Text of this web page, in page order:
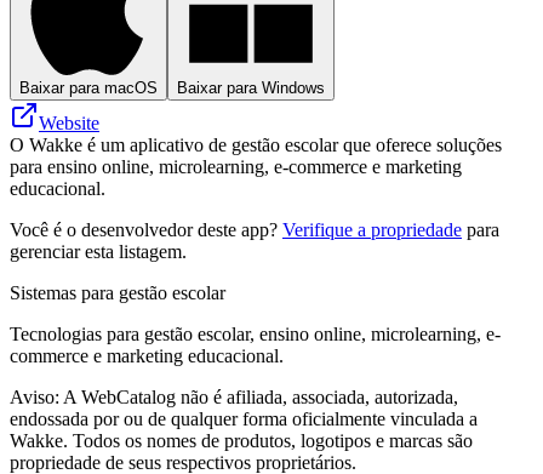
Baixar para macOS Baixar para Windows
Website
O Wakke é um aplicativo de gestão escolar que oferece soluções
para ensino online, microlearning, e-commerce e marketing
educacional.
Você é o desenvolvedor deste app? Verifique a propriedade para
gerenciar esta listagem.
Sistemas para gestão escolar
Tecnologias para gestão escolar, ensino online, microlearning, e-
commerce e marketing educacional.
Aviso: A WebCatalog não é afiliada, associada, autorizada,
endossada por ou de qualquer forma oficialmente vinculada a
Wakke. Todos os nomes de produtos, logotipos e marcas são
propriedade de seus respectivos proprietários.